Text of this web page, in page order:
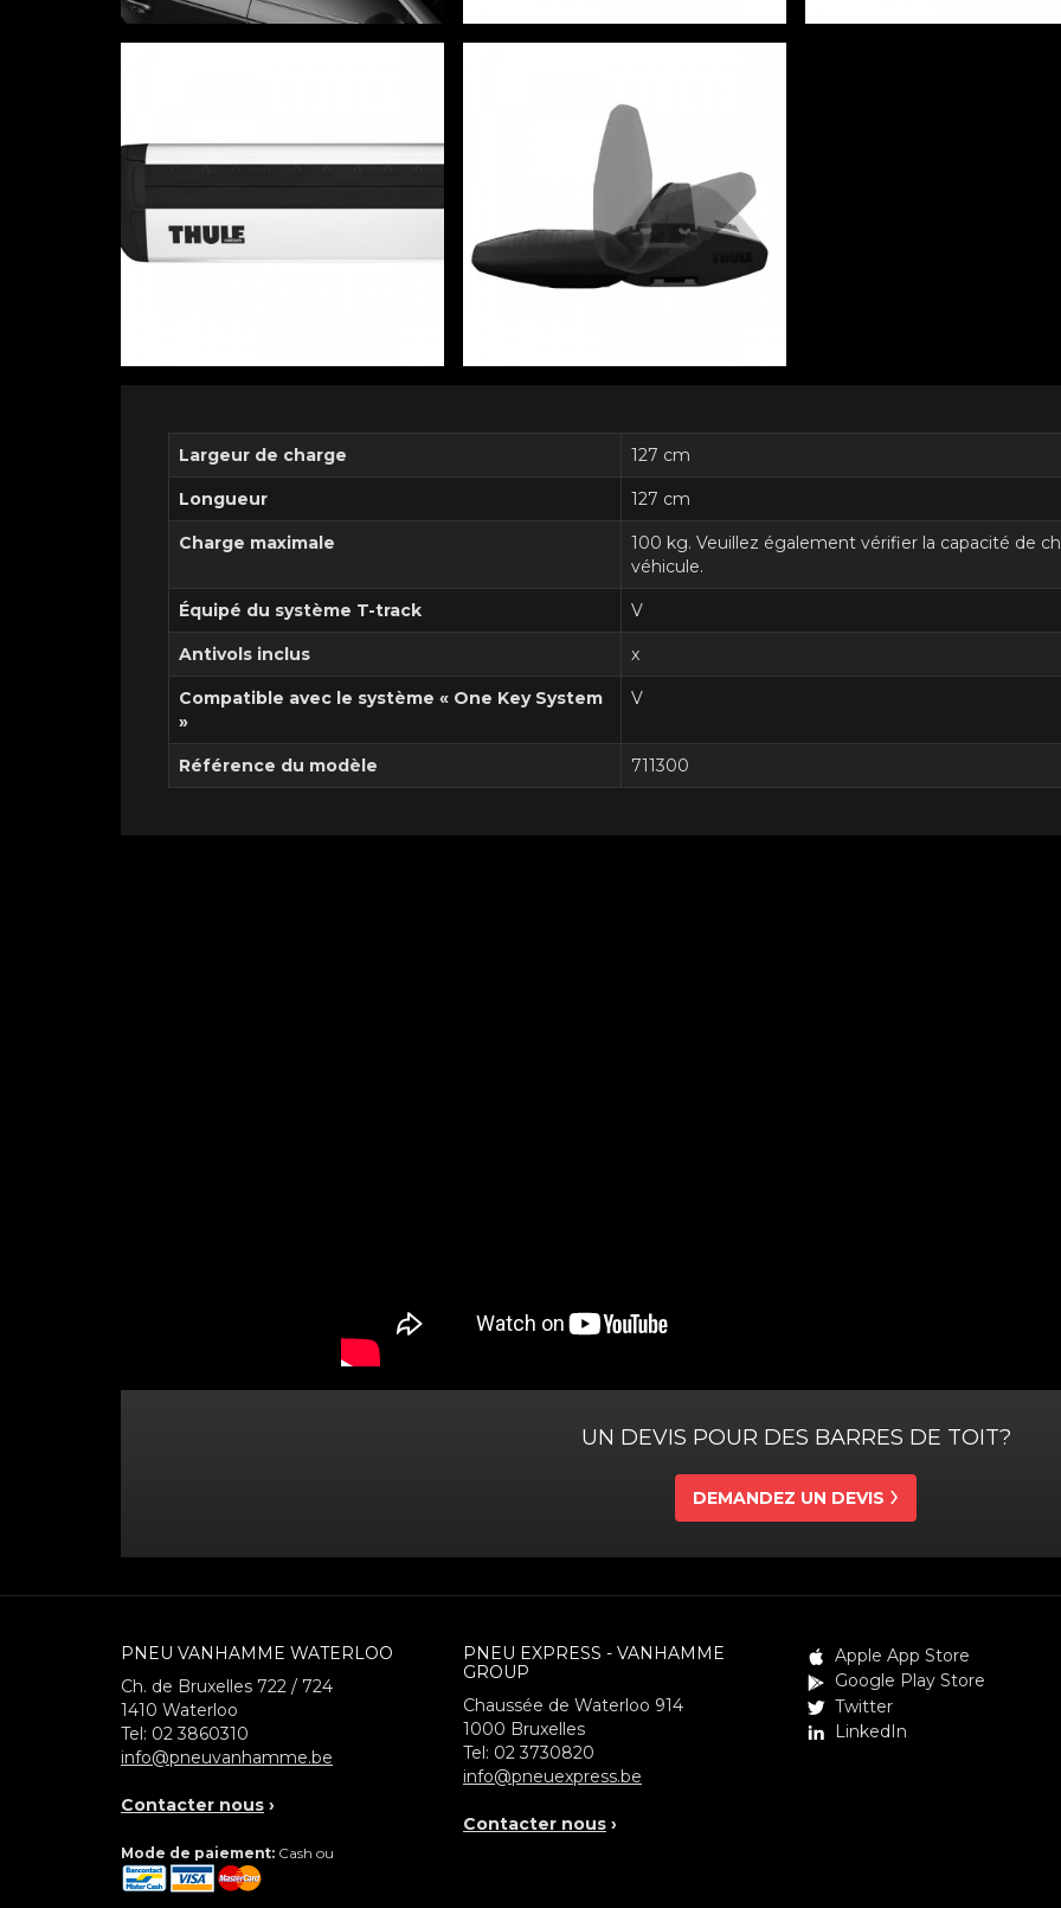
Largeur de charge 127 cm
Longueur 127 cm
Charge maximale
100 kg. Veuillez également vérifier la capacité de
véhicule.
Équipé du système T-track V
Antivols inclus x
Compatible avec le système « One Key System
»
V
Référence du modèle 711300
UN DEVIS POUR DES BARRES DE TOIT?
DEMANDEZ UN DEVIS
PNEU VANHAMME WATERLOO
Ch. de Bruxelles 722 / 724
1410 Waterloo
Tel: 02 3860310
info@pneuvanhamme.be
Contacter nous ›
Mode de paiement: Cash ou
PNEU EXPRESS - VANHAMME
GROUP
Chaussée de Waterloo 914
1000 Bruxelles
Tel: 02 3730820
info@pneuexpress.be
Contacter nous ›
Apple App Store
Google Play Store
Twitter
LinkedIn